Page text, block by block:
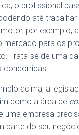
o profissional
até
por exemplo,
mercado para os
Trata-se de uma
concorridas.
acima, a
como a área de
uma empresa
parte do seu